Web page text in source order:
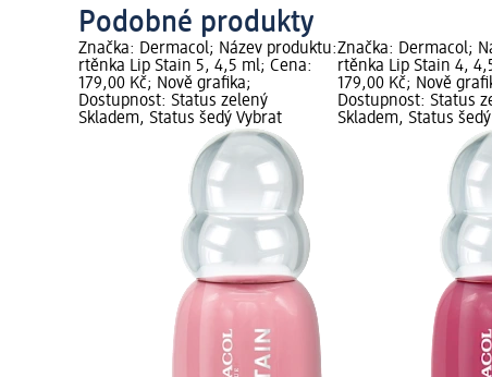
Podobné produkty
Značka: Dermacol; Název produktu:
rtěnka Lip Stain 5, 4,5 ml; Cena:
179,00 Kč; Nově grafika;
Dostupnost: Status zelený
Skladem, Status šedý Vybrat
Značka: Dermacol;
rtěnka Lip Stain 4,
179,00 Kč; Nově
Dostupnost: Status
Skladem, Status